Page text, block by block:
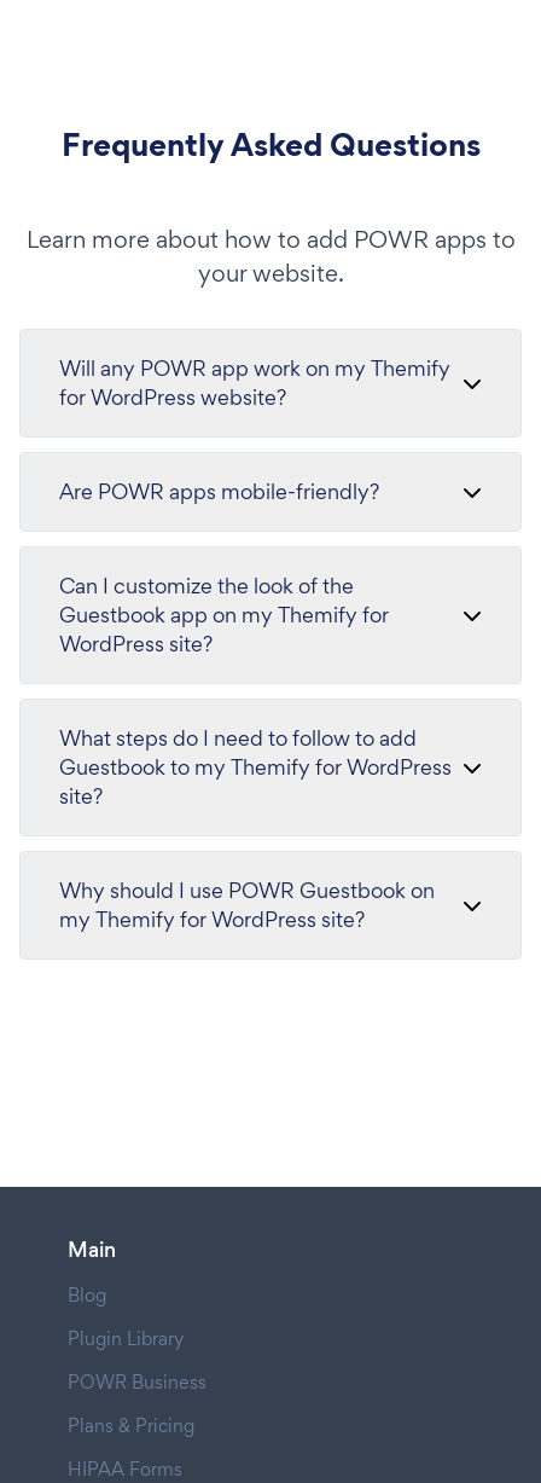
Frequently Asked Questions
Learn more about how to add POWR apps to
your website.
Will any POWR app work on my Themify
for WordPress website?
Are POWR apps mobile-friendly?
Can I customize the look of the
Guestbook app on my Themify for
WordPress site?
What steps do I need to follow to add
Guestbook to my Themify for WordPress
site?
Why should I use POWR Guestbook on
my Themify for WordPress site?
Main
Blog
Plugin Library
POWR Business
Plans & Pricing
HIPAA Forms